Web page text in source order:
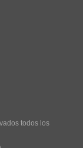
todos los